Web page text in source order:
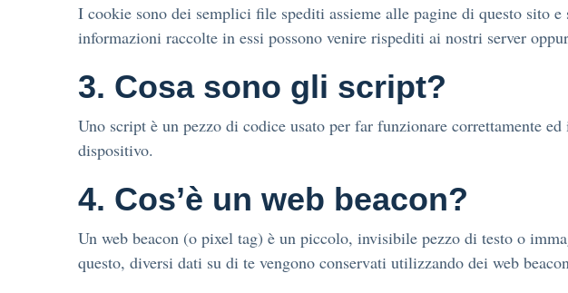
I cookie sono dei semplici file spediti assieme alle pagine di questo
informazioni raccolte in essi possono venire rispediti ai nostri server
3. Cosa sono gli script?
Uno script è un pezzo di codice usato per far funzionare correttamente
dispositivo.
4. Cos’è un web beacon?
Un web beacon (o pixel tag) è un piccolo, invisibile pezzo di testo o
questo, diversi dati su di te vengono conservati utilizzando dei web